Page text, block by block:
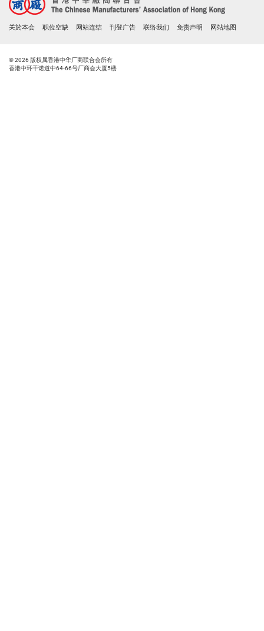
关於本会 职位空缺 网站连结 刊登广告 联络我们 免责声明 网站地图
© 2026 版权属香港中华厂商联合会所有
香港中环干诺道中64-66号厂商会大厦5楼